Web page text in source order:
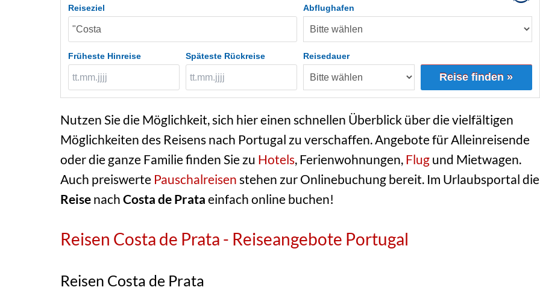
Reiseziel Abflughafen
Früheste Hinreise Späteste Rückreise Reisedauer
Reise finden »
Nutzen Sie die Möglichkeit, sich hier einen schnellen Überblick über die vielfältigen
Möglichkeiten des Reisens nach Portugal zu verschaffen. Angebote für Alleinreisende
oder die ganze Familie finden Sie zu Hotels, Ferienwohnungen,Flugund Mietwagen.
Auch preiswertePauschalreisenstehen zur Onlinebuchung bereit. Im Urlaubsportal die
ReisenachCosta de Prataeinfach online buchen!
Reisen Costa de Prata - Reiseangebote Portugal
Reisen Costa de Prata